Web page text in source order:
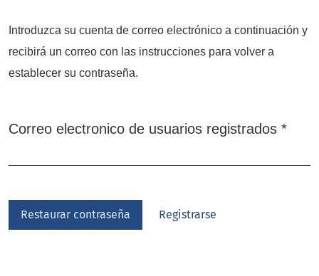
Introduzca su cuenta de correo electrónico a continuación y
recibirá un correo con las instrucciones para volver a
establecer su contraseña.
Correo electronico de usuarios registrados *
Restaurar contraseña Registrarse